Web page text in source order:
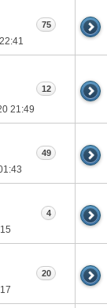
22:41
75
21:49
12
49
4
20